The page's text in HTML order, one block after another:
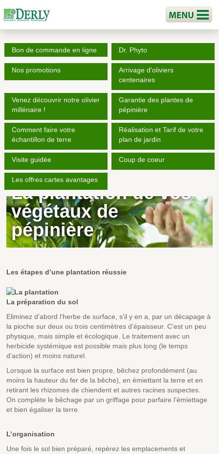
Bon de commande en ligne Dr. Phyto
Nos promotions
Arrivage d'oliviers
centenaires
Venez découvrir notre olivier
millénaire !
Garantie des plantes de
pépinière
Comment faire votre
échantillon de terre
Réalisation et Tarif de votre
plan de jardin
Visite guidée Coup de coeur
Les offres cartes avantages
La plantation de vos
végétaux de
pépinière
Les étapes d’une plantation réussie
La préparation du sol
Eliminez d’abord l’herbe de surface, s’il y en a, par un décapage à
la pioche sur deux ou trois centimètres d’épaisseur. C’est un peu
physique, mais simple et écologique. Le traitement avec un
herbicide systémique est possible mais plus long (le temps
d’action) et moins naturel.
Lorsque la surface est bien propre, bêchez profondément (au
moins la hauteur du fer de la bêche), en émiettant la terre et en
retirant les rhizomes de chiendent et autres racines suspectes.
On complète le bêchage par un griffage pour parfaire l’émiettage
et bien égaliser la terre.
L’organisation
Une fois le sol bien préparé, repérez les emplacements et